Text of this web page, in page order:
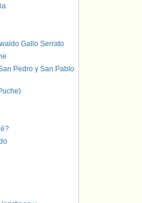
Gallo Serrato
Pedro y San Pablo